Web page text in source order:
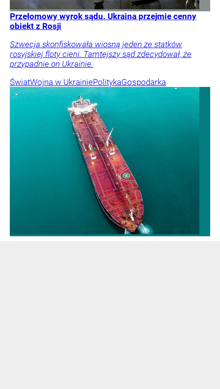
Przełomowy wyrok sądu. Ukraina przejmie cenny
obiekt z Rosji
Szwecja skonfiskowała wiosną jeden ze statków
rosyjskiej floty cieni. Tamtejszy sąd zdecydował, że
przypadnie on Ukrainie.
ŚwiatWojna w UkrainiePolitykaGospodarka